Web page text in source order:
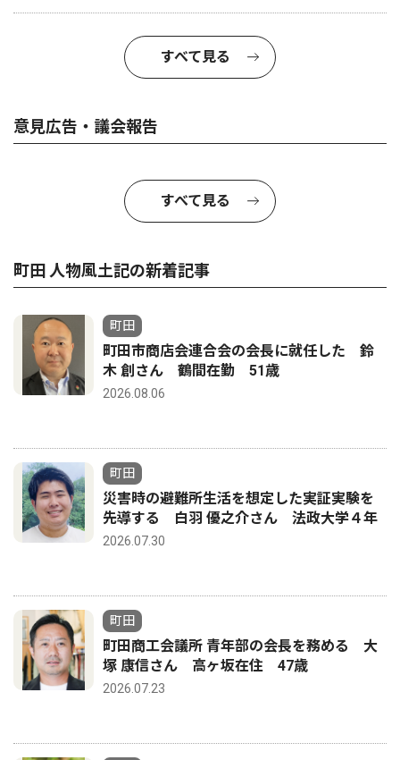
すべて見る
意見広告・議会報告
すべて見る
町田 人物風土記の新着記事
町田
町田市商店会連合会の会長に就任した 鈴
木 創さん 鶴間在勤 51歳
2026.08.06
町田
災害時の避難所生活を想定した実証実験を
先導する 白羽 優之介さん 法政大学４年
2026.07.30
町田
町田商工会議所 青年部の会長を務める 大
塚 康信さん 高ヶ坂在住 47歳
2026.07.23